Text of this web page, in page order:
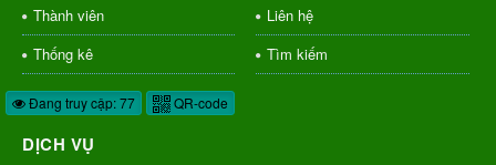
Thành viên
Liên hệ
Thống kê
Tìm kiếm
Đang truy cập: 77 QR-code
DỊCH VỤ